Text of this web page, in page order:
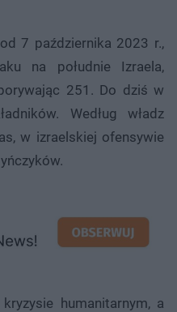
7 października 2023 r.,
na południe Izraela,
251. Do dziś w
Według władz
w izraelskiej ofensywie
humanitarnym, a